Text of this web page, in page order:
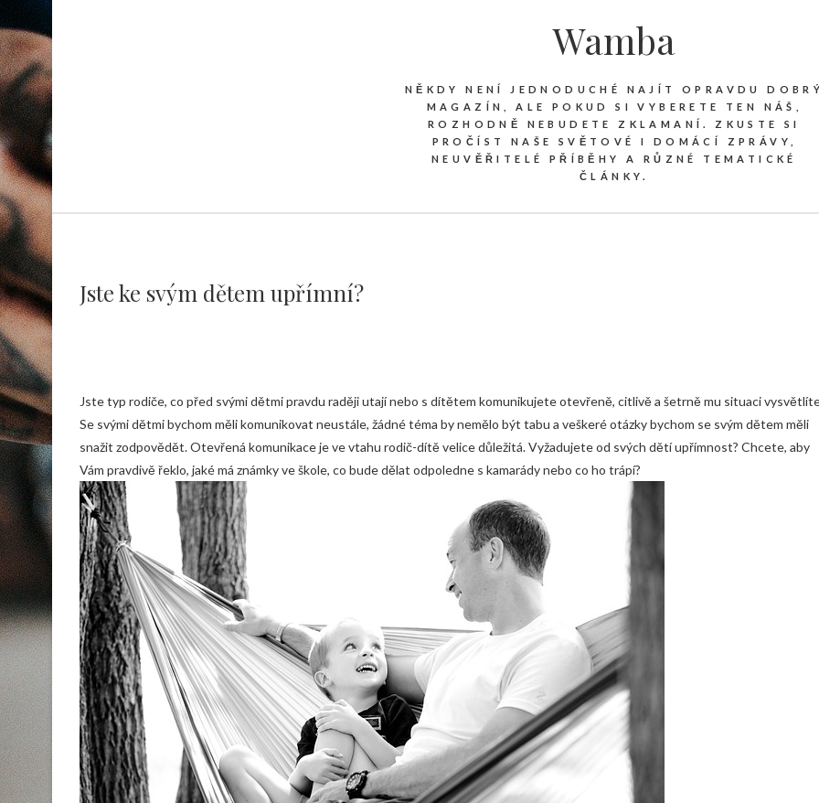
Wamba
NĚKDY NENÍ JEDNODUCHÉ NAJÍT OPRAVDU
MAGAZÍN, ALE POKUD SI VYBERETE TEN NÁŠ,
ROZHODNĚ NEBUDETE ZKLAMANÍ. ZKUSTE SI
PROČÍST NAŠE SVĚTOVÉ I DOMÁCÍ ZPRÁVY,
NEUVĚŘITELÉ PŘÍBĚHY A RŮZNÉ TEMATICKÉ
ČLÁNKY.
Jste ke svým dětem upřímní?
Jste typ rodiče, co před svými dětmi pravdu raději utají nebo s dítětem komunikujete otevřeně, citlivě a šetrně mu situaci
Se svými dětmi bychom měli komunikovat neustále, žádné téma by nemělo být tabu a veškeré otázky bychom se svým dětem měli
snažit zodpovědět. Otevřená komunikace je ve vtahu rodič-dítě velice důležitá. Vyžadujete od svých dětí upřímnost? Chcete, aby
Vám pravdivě řeklo, jaké má známky ve škole, co bude dělat odpoledne s kamarády nebo co ho trápí?